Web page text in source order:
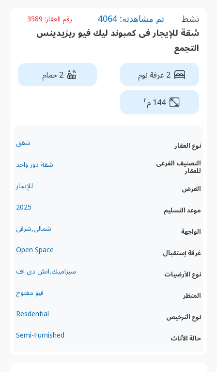
نشط تم مشاهدته: 4064 رقم العقار: 3589
شقة للإيجار فى كمبوند ليك فيو ريزيدينس
التجمع
2 غرفة نوم 2 حمام
144 م ٢
نوع العقار شقق
التصنيف الفرعى
للعقار
شقة دور واحد
الغرض للإيجار
موعد التسليم 2025
الواجهة شمالى,شرقى
غرفة إستقبال Open Space
نوع الأرضيات سيراميك,اتش دى اف
المنظر فيو مفتوح
نوع الترخيص Resdential
حالة الأثاث Semi-Furnished